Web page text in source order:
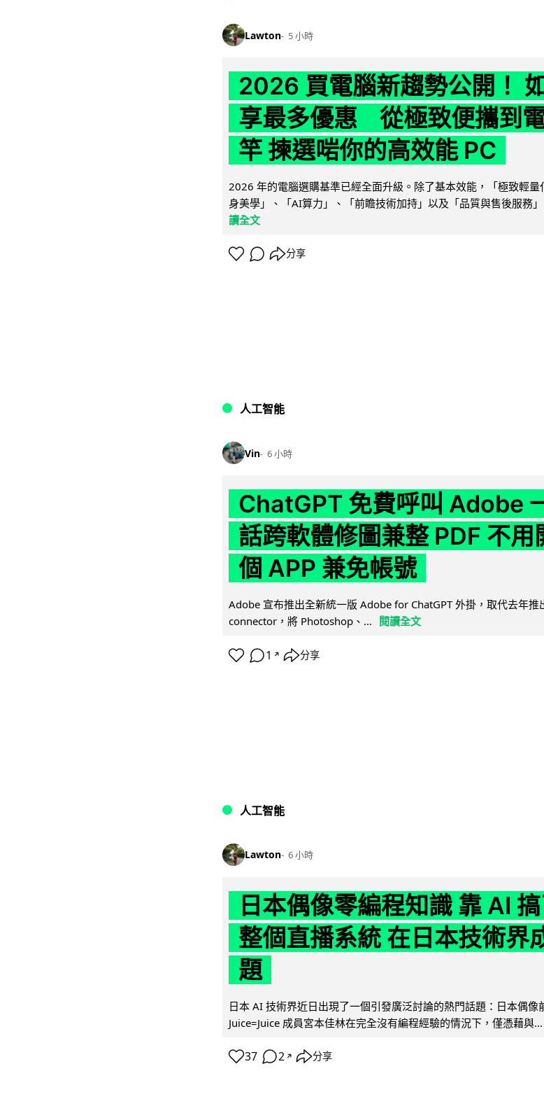
Lawton 5 小時
2026 買電腦新趨勢公開！
享最多優惠 從極致便攜到
竿 揀選啱你的高效能 PC
2026 年的電腦選購基準已經全面升級。除了基本效能，「極致輕量
身美學」、「AI算力」、「前瞻技術加持」以及「品質與售後服務
讀全文
分享
人工智能
Vin 6 小時
ChatGPT 免費呼叫 Adobe
話跨軟體修圖兼整 PDF 不用
個 APP 兼免帳號
Adobe 宣布推出全新統一版 Adobe for ChatGPT 外掛，取代去年推
connector，將 Photoshop、...
閱讀全文
1 ↗ 分享
人工智能
Lawton 6 小時
日本偶像零編程知識 靠 AI
整個直播系統 在日本技術界
題
日本 AI 技術界近日出現了一個引發廣泛討論的熱門話題：日本偶像
Juice=Juice 成員宮本佳林在完全沒有編程經驗的情況下，僅憑藉與...
37 2 ↗ 分享